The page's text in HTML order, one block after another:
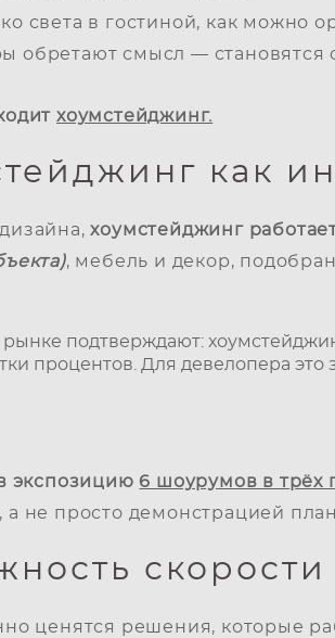
света в гостиной, как можно
обретают смысл — становятся
хоумстейджинг.
как
хоумстейджинг
, мебель и декор,
подтверждают:
процентов. Для девелопера
экспозицию 6 шоурумов в трёх
не просто демонстрацией
ценятся решения, которые